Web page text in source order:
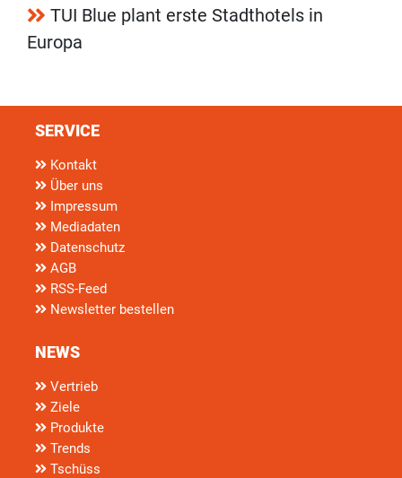
TUI Blue plant erste Stadthotels in
Europa
SERVICE
Kontakt
Über uns
Impressum
Mediadaten
Datenschutz
AGB
RSS-Feed
Newsletter bestellen
NEWS
Vertrieb
Ziele
Produkte
Trends
Tschüss